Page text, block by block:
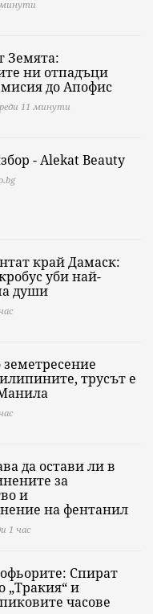
Земята:
ни отпадъци
до Апофис
11 минути
- Alekat Beauty
край Дамаск:
уби най-
души
трусът е
да остави ли в
за
и
на фентанил
1 час
Спират
„Тракия“ и
часове